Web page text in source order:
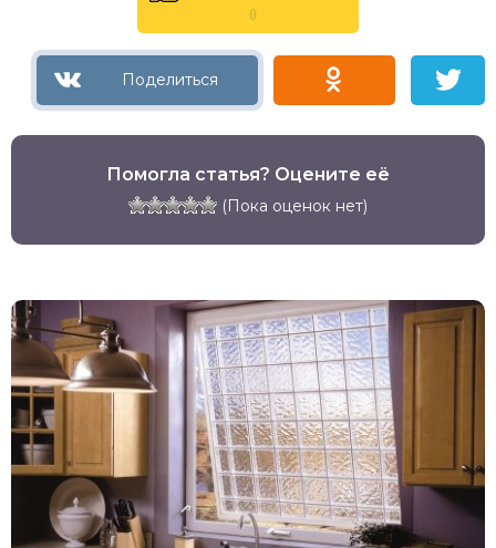
0
Помогла статья? Оцените её
(Пока оценок нет)